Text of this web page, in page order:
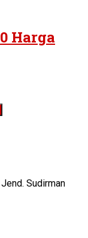
Harga
Sudirman